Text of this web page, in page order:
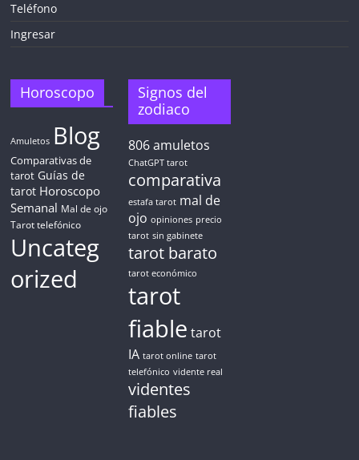
Teléfono
Ingresar
Horoscopo
Amuletos Blog
Comparativas de
tarot Guías de
tarot Horoscopo
Semanal Mal de ojo
Tarot telefónico
Uncateg
orized
Signos del
zodiaco
806amuletos
ChatGPT tarot
comparativa
estafa tarot mal de
ojo opiniones precio
tarot sin gabinete
tarot barato
tarot económico
tarot
fiable tarot
IA tarot online tarot
telefónico vidente real
videntes
fiables